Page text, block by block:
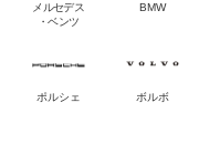
メルセデス
・ベンツ
BMW
ポルシェ ボルボ